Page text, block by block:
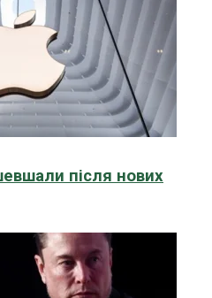
після нових